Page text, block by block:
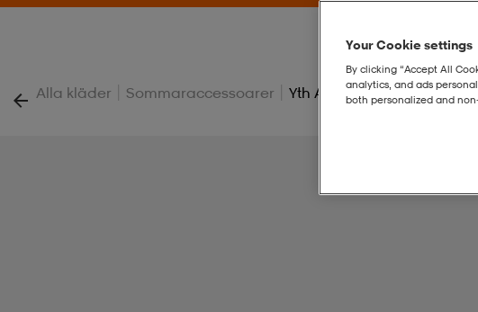
Alla kläder | Sommaraccessoarer | Yth Absolute Sb Mesh Hat
Your Cookie settings
By clicking “Accept All
analytics, and ads
both personalized and